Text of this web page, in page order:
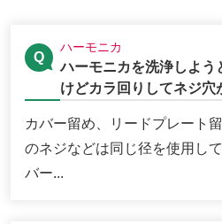
ハーモニカ
ハーモニカを洗浄しよう
けどカラ回りしてネジ
カバー留め、リードプレート
のネジなどは同じ径を使用し
バー...